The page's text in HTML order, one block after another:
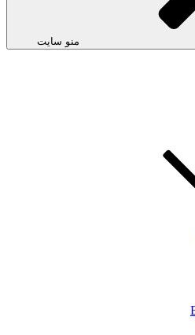
منو سایت